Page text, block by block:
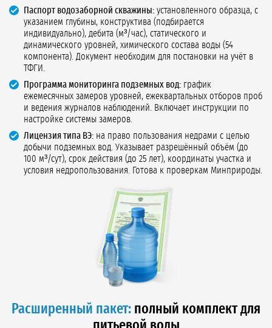
Паспорт водозаборной скважины: установленного образца, с
указанием глубины, конструктива (подбирается
индивидуально), дебита (м³/час), статического и
динамического уровней, химического состава воды (54
компонента). Документ необходим для постановки на учёт в
ТФГИ.
Программа мониторинга подземных вод: график
ежемесячных замеров уровней, ежеквартальных отборов проб
и ведения журналов наблюдений. Включает инструкции по
настройке системы замеров.
Лицензия типа ВЭ: на право пользования недрами с целью
добычи подземных вод. Указывает разрешённый объём (до
100 м³/сут), срок действия (до 25 лет), координаты участка и
условия недропользования. Готова к проверкам Минприроды.
Расширенный пакет: полный комплект для